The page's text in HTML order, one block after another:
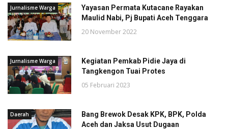
Jurnalisme Warga
Yayasan Permata Kutacane Rayakan
Maulid Nabi, Pj Bupati Aceh Tenggara
20 November 2022
Jurnalisme Warga
Kegiatan Pemkab Pidie Jaya di
Tangkengon Tuai Protes
05 Februari 2023
Daerah
Bang Brewok Desak KPK, BPK, Polda
Aceh dan Jaksa Usut Dugaan